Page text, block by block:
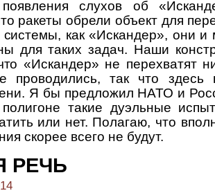
слухов об
ракеты обрели объект для
системы, как «Искандер», они и
для таких задач. Наши
«Искандер» не перехватят
проводились, так что здесь
Я бы предложил НАТО и
такие дуэльные
или нет. Полагаю, что
скорее всего не будут.
РЕЧЬ